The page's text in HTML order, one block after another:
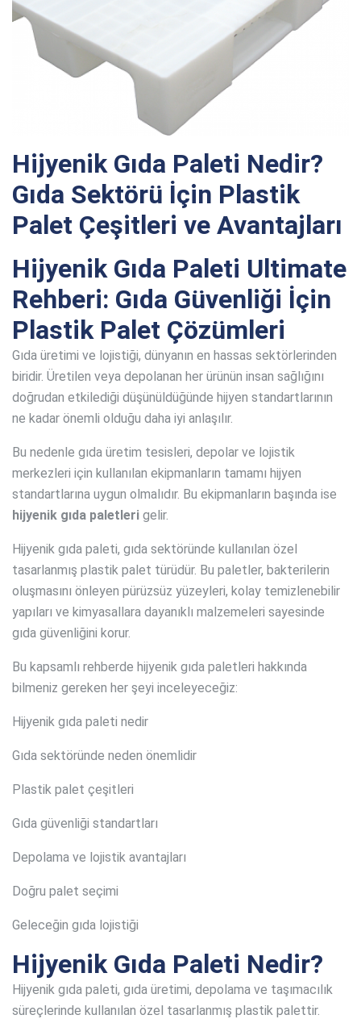
Hijyenik Gıda Paleti Nedir?
Gıda Sektörü İçin Plastik
Palet Çeşitleri ve Avantajları
Hijyenik Gıda Paleti Ultimate
Rehberi: Gıda Güvenliği İçin
Plastik Palet Çözümleri
Gıda üretimi ve lojistiği, dünyanın en hassas sektörlerinden
biridir. Üretilen veya depolanan her ürünün insan sağlığını
doğrudan etkilediği düşünüldüğünde hijyen standartlarının
ne kadar önemli olduğu daha iyi anlaşılır.
Bu nedenle gıda üretim tesisleri, depolar ve lojistik
merkezleri için kullanılan ekipmanların tamamı hijyen
standartlarına uygun olmalıdır. Bu ekipmanların başında ise
hijyenik gıda paletleri gelir.
Hijyenik gıda paleti, gıda sektöründe kullanılan özel
tasarlanmış plastik palet türüdür. Bu paletler, bakterilerin
oluşmasını önleyen pürüzsüz yüzeyleri, kolay temizlenebilir
yapıları ve kimyasallara dayanıklı malzemeleri sayesinde
gıda güvenliğini korur.
Bu kapsamlı rehberde hijyenik gıda paletleri hakkında
bilmeniz gereken her şeyi inceleyeceğiz:
Hijyenik gıda paleti nedir
Gıda sektöründe neden önemlidir
Plastik palet çeşitleri
Gıda güvenliği standartları
Depolama ve lojistik avantajları
Doğru palet seçimi
Geleceğin gıda lojistiği
Hijyenik Gıda Paleti Nedir?
Hijyenik gıda paleti, gıda üretimi, depolama ve taşımacılık
süreçlerinde kullanılan özel tasarlanmış plastik palettir.